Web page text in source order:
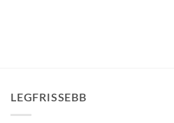
LEGFRISSEBB